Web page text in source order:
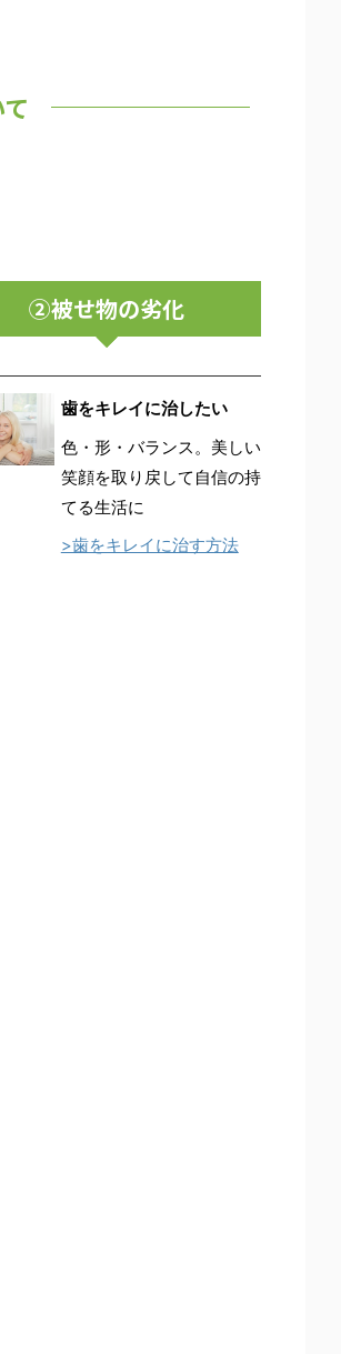
②被せ物の劣化
歯をキレイに治したい
色・形・バランス。美しい
笑顔を取り戻して自信の持
てる生活に
>歯をキレイに治す方法